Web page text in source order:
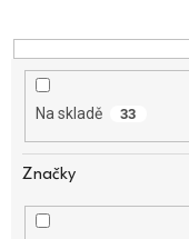
u
Na skladě 33
Značky